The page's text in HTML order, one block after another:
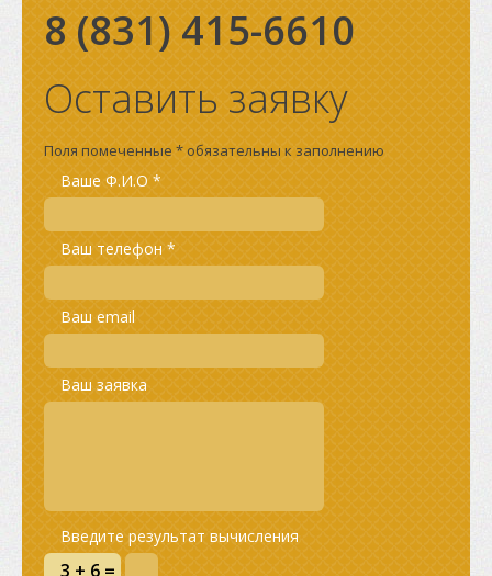
8 (831) 415-6610
Оставить заявку
Поля помеченные * обязательны к заполнению
Ваше Ф.И.О *
Ваш телефон *
Ваш email
Ваш заявка
Введите результат вычисления